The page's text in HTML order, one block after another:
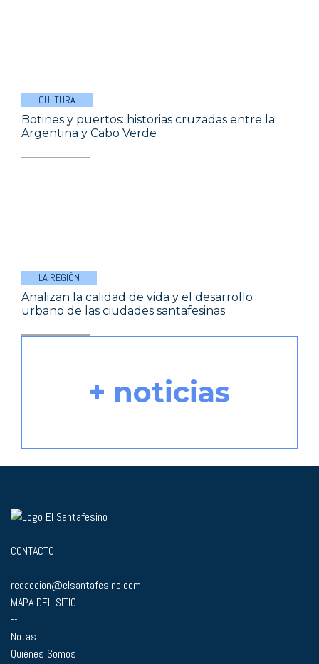
CULTURA
Botines y puertos: historias cruzadas entre la
Argentina y Cabo Verde
LA REGIÓN
Analizan la calidad de vida y el desarrollo
urbano de las ciudades santafesinas
+ noticias
CONTACTO
--
redaccion@elsantafesino.com
MAPA DEL SITIO
--
Notas
Quiénes Somos